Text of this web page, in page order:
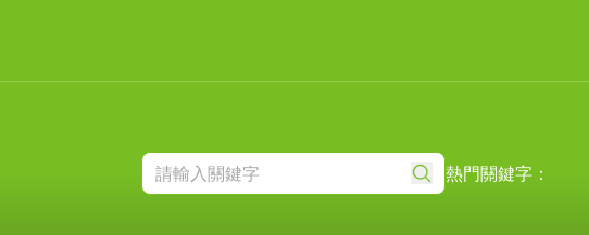
熱門關鍵字：